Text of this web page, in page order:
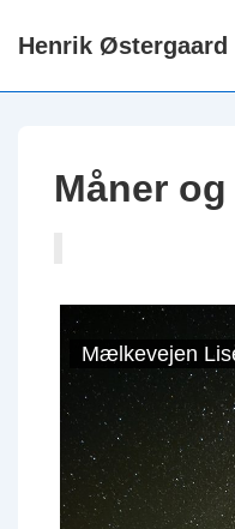
HopHenrik Østergaard
Måner
Mælkevejen